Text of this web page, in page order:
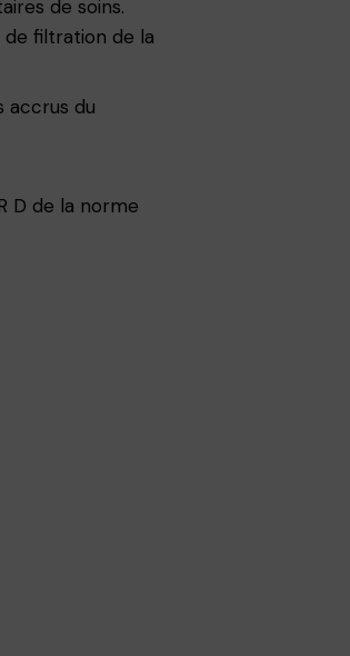
de soins.
filtration de la
accrus du
D de la norme